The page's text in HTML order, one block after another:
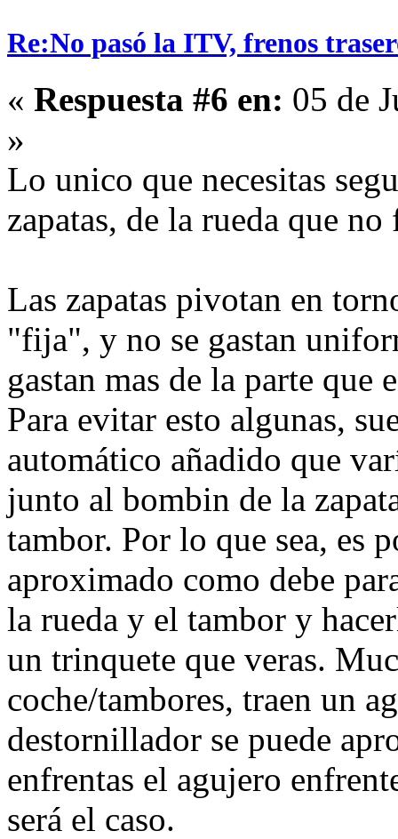
Re:No pasó la ITV, frenos
« Respuesta #6 en: 05 de
»
Lo unico que necesitas
zapatas, de la rueda que no
Las zapatas pivotan en
"fija", y no se gastan
gastan mas de la parte que
Para evitar esto algunas,
automático añadido que
junto al bombin de la
tambor. Por lo que sea, es
aproximado como debe
la rueda y el tambor y
un trinquete que veras.
coche/tambores, traen un
destornillador se puede
enfrentas el agujero
será el caso.